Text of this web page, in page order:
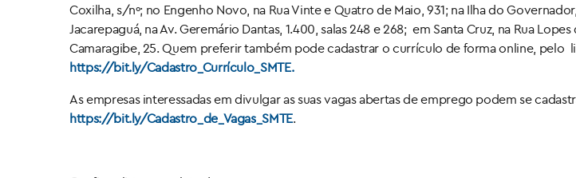
Coxilha, s/nº; no Engenho Novo, na Rua Vinte e Quatro de Maio, 931; na Ilha do
Jacarepaguá, na Av. Geremário Dantas, 1.400, salas 248 e 268; em Santa Cruz, na Rua
Camaragibe, 25. Quem preferir também pode cadastrar o currículo de forma online, pelo
https://bit.ly/Cadastro_Currículo_SMTE.
As empresas interessadas em divulgar as suas vagas abertas de emprego podem se
https://bit.ly/Cadastro_de_Vagas_SMTE.